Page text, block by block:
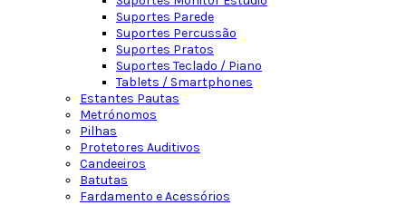
Suportes Parede
Suportes Percussão
Suportes Pratos
Suportes Teclado / Piano
Tablets / Smartphones
Estantes Pautas
Metrónomos
Pilhas
Protetores Auditivos
Candeeiros
Batutas
Fardamento e Acessórios